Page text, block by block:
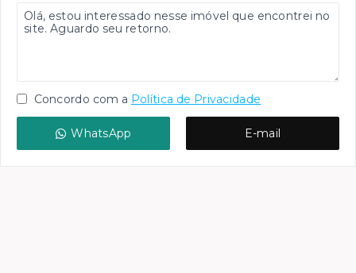
Concordo com a Política de Privacidade
WhatsApp E-mail